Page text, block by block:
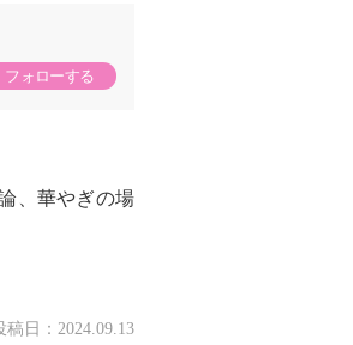
フォローする
、華やぎの場
稿日： 2024.09.13